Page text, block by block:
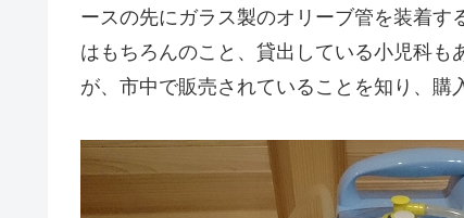
ースの先にガラス製のオリーブ管を装着
はもちろんのこと、貸出している小児科
が、市中で販売されていることを知り、購